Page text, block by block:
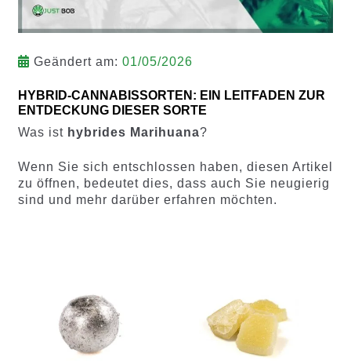
Geändert am: 01/05/2026
HYBRID-CANNABISSORTEN: EIN LEITFADEN ZUR
ENTDECKUNG DIESER SORTE
Was ist hybrides Marihuana?
Wenn Sie sich entschlossen haben, diesen Artikel
zu öffnen, bedeutet dies, dass auch Sie neugierig
sind und mehr darüber erfahren möchten.